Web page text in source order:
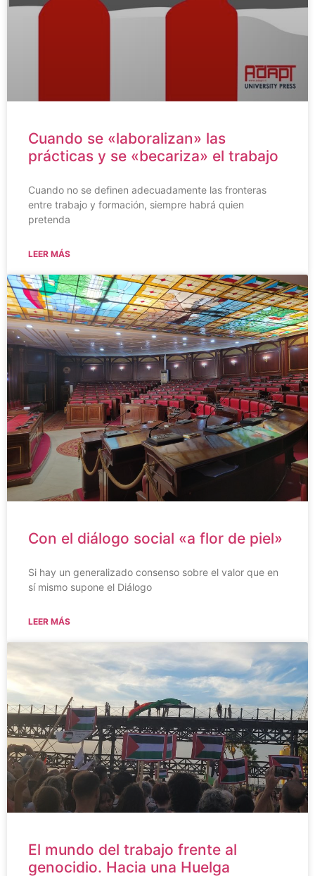
Cuando se «laboralizan» las
prácticas y se «becariza» el trabajo
Cuando no se definen adecuadamente las fronteras
entre trabajo y formación, siempre habrá quien
pretenda
LEER MÁS
Con el diálogo social «a flor de piel»
Si hay un generalizado consenso sobre el valor que en
sí mismo supone el Diálogo
LEER MÁS
El mundo del trabajo frente al
genocidio. Hacia una Huelga